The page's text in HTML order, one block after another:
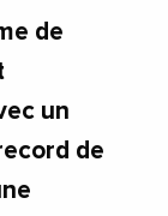
de
un
de